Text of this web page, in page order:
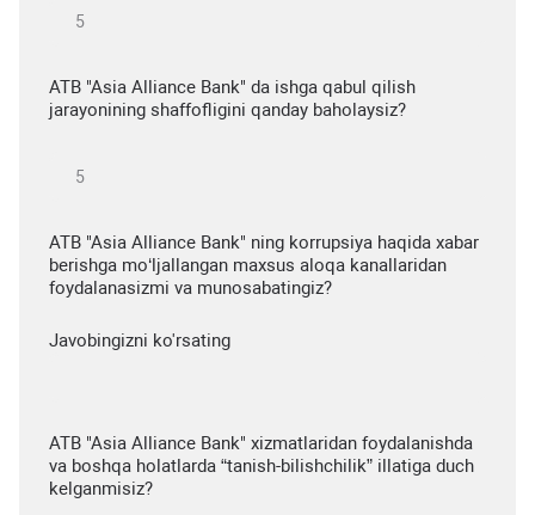
ATB "Asia Alliance Bank" da ishga qabul qilish
jarayonining shaffofligini qanday baholaysiz?
ATB "Asia Alliance Bank" ning korrupsiya haqida xabar
berishga mo‘ljallangan maxsus aloqa kanallaridan
foydalanasizmi va munosabatingiz?
Javobingizni ko'rsating
ATB "Asia Alliance Bank" xizmatlaridan foydalanishda
va boshqa holatlarda “tanish-bilishchilik” illatiga duch
kelganmisiz?